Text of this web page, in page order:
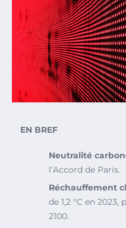
EN BREF
Neutralité
l’Accord de Paris.
Réchauffement
de 1,2 °C en 2023,
2100.